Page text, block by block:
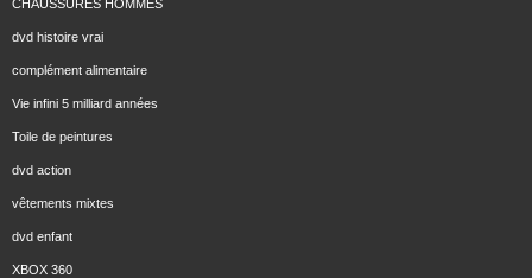
CHAUSSURES HOMMES
dvd histoire vrai
complément alimentaire
Vie infini 5 milliard années
Toile de peintures
dvd action
vêtements mixtes
dvd enfant
XBOX 360